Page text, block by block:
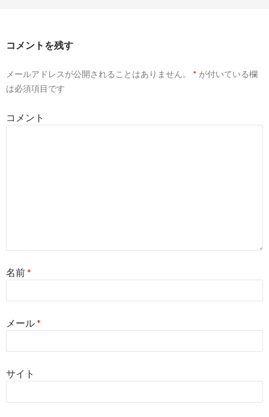
コメントを残す
メールアドレスが公開されることはありません。 * が付いている欄
は必須項目です
コメント
名前*
メール*
サイト